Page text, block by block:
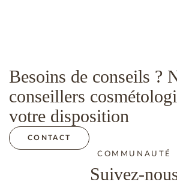
Besoins de conseils ?
conseillers
votre disposition
CONTACT
COMMUNAUTÉ
Suivez-